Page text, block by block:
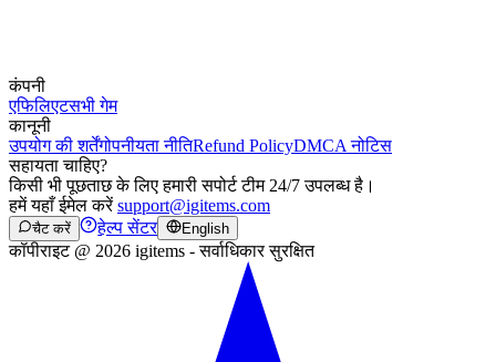
कंपनी
एफिलिएटसभी गेम
कानूनी
उपयोग की शर्तेंगोपनीयता नीतिRefund PolicyDMCA नोटिस
सहायता चाहिए?
किसी भी पूछताछ के लिए हमारी सपोर्ट टीम 24/7 उपलब्ध है।
हमें यहाँ ईमेल करेंsupport@igitems.com
चैट करें हेल्प सेंटर English
कॉपीराइट @ 2026 igitems - सर्वाधिकार सुरक्षित